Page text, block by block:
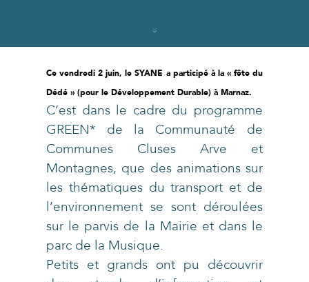
Ce vendredi 2 juin, le SYANE a participé à la « fête du
Dédé » (pour le Développement Durable) à Marnaz.
C’est dans le cadre du programme
GREEN* de la Communauté de
Communes Cluses Arve et
Montagnes, que des animations sur
les thématiques du transport et de
l’environnement se sont déroulées
sur le parvis de la Mairie et dans le
parc de la Musique.
Petits et grands ont pu découvrir